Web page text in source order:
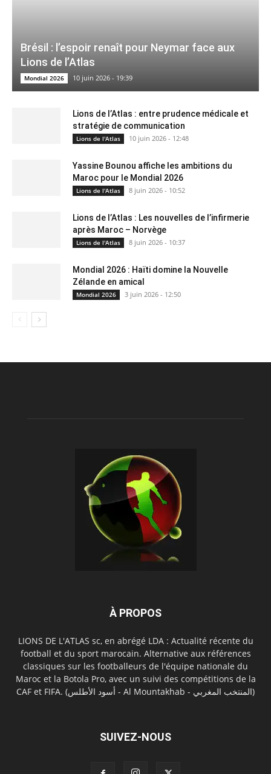
Brésil : l’espoir renaît pour Neymar face aux
Lions de l’Atlas
Mondial 2026 10 juin 2026 - 19:39
Lions de l’Atlas : entre prudence médicale et
stratégie de communication
Lions de l'Atlas 10 juin 2026 - 12:48
Yassine Bounou affiche les ambitions du
Maroc pour le Mondial 2026
Lions de l'Atlas 8 juin 2026 - 10:52
Lions de l’Atlas : Les nouvelles de l’infirmerie
après Maroc – Norvège
Lions de l'Atlas 8 juin 2026 - 10:37
Mondial 2026 : Haïti domine la Nouvelle
Zélande en amical
Mondial 2026 3 juin 2026 - 12:50
À PROPOS
LIONS DE L'ATLAS sc, en abrégé LDA : Actualité récente du
football et du sport marocain. Alternative aux références
classiques sur les footballeurs de l'équipe nationale du
Maroc et la Botola Pro, avec un suivi des compétitions de la
CAF et FIFA. (أسود الأطلس - Al Mountakhab - المنتخب المغربي)
SUIVEZ-NOUS